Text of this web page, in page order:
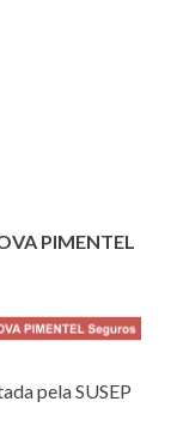
PIMENTEL
pela SUSEP